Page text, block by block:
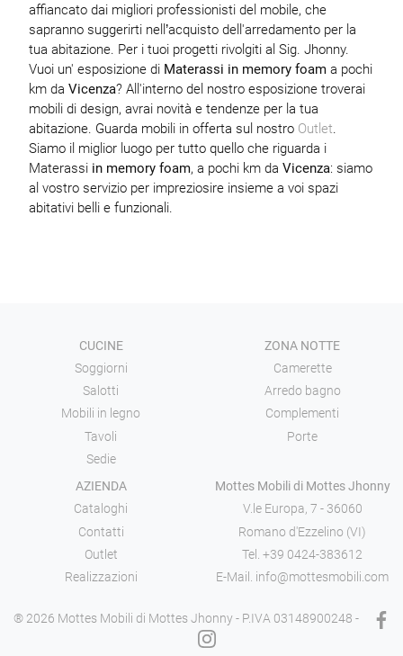
affiancato dai migliori professionisti del mobile, che
sapranno suggerirti nell’acquisto dell'arredamento per la
tua abitazione. Per i tuoi progetti rivolgiti al Sig. Jhonny.
Vuoi un' esposizione di Materassi in memory foama pochi
km da Vicenza? All'interno del nostro esposizione troverai
mobili di design, avrai novità e tendenze per la tua
abitazione. Guarda mobili in offerta sul nostro Outlet.
Siamo il miglior luogo per tutto quello che riguarda i
Materassi in memory foam, a pochi km da Vicenza: siamo
al vostro servizio per impreziosire insieme a voi spazi
abitativi belli e funzionali.
CUCINE
Soggiorni
Salotti
Mobili in legno
Tavoli
Sedie
ZONA NOTTE
Camerette
Arredo bagno
Complementi
Porte
AZIENDA
Cataloghi
Contatti
Outlet
Realizzazioni
Mottes Mobili di Mottes Jhonny
V.le Europa, 7 - 36060
Romano d'Ezzelino (VI)
Tel. +39 0424-383612
E-Mail. info@mottesmobili.com
® 2026 Mottes Mobili di Mottes Jhonny - P.IVA 03148900248 -